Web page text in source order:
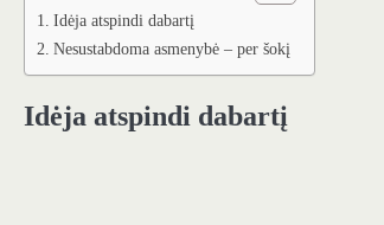
Idėja atspindi dabartį
Nesustabdoma asmenybė – per šokį
Idėja atspindi dabartį